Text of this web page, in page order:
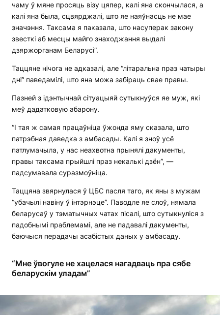
чаму ў мяне просяць візу цяпер, калі яна скончылася, а
калі яна была, сцвярджалі, што яе наяўнасць не мае
значэння. Таксама я паказала, што насуперак закону
звесткі аб месцы майго знаходжання выдалі
дзяржорганам Беларусі”.
Таццяне нічога не адказалі, але “літаральна праз чатыры
дні” паведамілі, што яна можа забіраць свае правы.
Пазней з ідэнтычнай сітуацыяй сутыкнуўся яе муж, які
меў дадатковую абарону.
“І тая ж самая працаўніца ўжонда яму сказала, што
патрэбная даведка з амбасады. Калі я зноў усё
патлумачыла, у нас неахвотна прынялі дакументы,
правы таксама прыйшлі праз некалькі дзён”, —
падсумавала суразмоўніца.
Таццяна звярнулася ў ЦБС пасля таго, як яны з мужам
“убачылі навіну ў інтэрнэце”. Паводле яе слоў, нямала
беларусаў у тэматычных чатах пісалі, што сутыкнуліся з
падобнымі праблемамі, але не падавалі дакументы,
баючыся перадачы асабістых даных у амбасаду.
“Мне ўвогуле не хацелася нагадваць пра сябе
беларускім уладам”